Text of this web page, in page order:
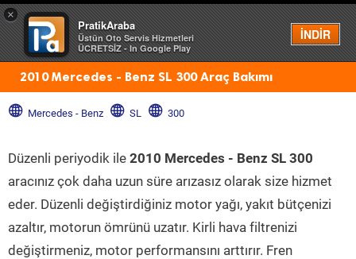
×
PratikAraba
Üstün Oto Servis Hizmetleri
ÜCRETSİZ - In Google Play
İNDİR
Menü
2010 Mercedes - Benz SL 300 Araç Bakımı
Mercedes - Benz SL 300
Düzenli periyodik ile 2010 Mercedes - Benz SL 300
aracınız çok daha uzun süre arızasız olarak size hizmet
eder. Düzenli değiştirdiğiniz motor yağı, yakıt bütçenizi
azaltır, motorun ömrünü uzatır. Kirli hava filtrenizi
değiştirmeniz, motor performansını arttırır. Fren